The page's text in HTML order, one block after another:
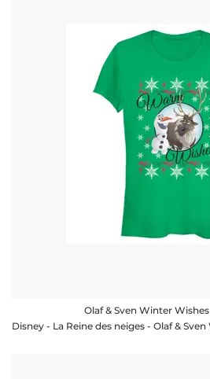
Olaf & Sven Winter Wishes